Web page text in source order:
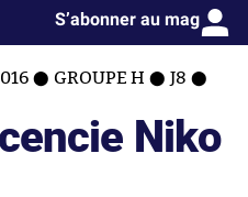
S’abonner au mag
GROUPE H
J8
Niko